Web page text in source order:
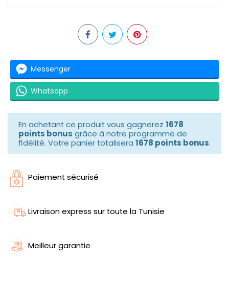
Messenger
Whatsapp
En achetant ce produit vous gagnerez 1678
points bonus grâce à notre programme de
fidélité. Votre panier totalisera 1678 points bonus.
Paiement sécurisé
Livraison express sur toute la Tunisie
Meilleur garantie